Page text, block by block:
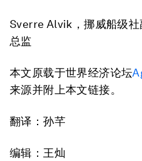
Sverre Alvik，挪威船级
总监
本文原载于世界经济论坛
来源并附上本文链接。
翻译：孙芊
编辑：王灿